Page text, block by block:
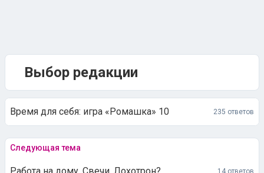
Выбор редакции
Время для себя: игра «Ромашка» 10 235 ответов
Следующая тема
14 ответов